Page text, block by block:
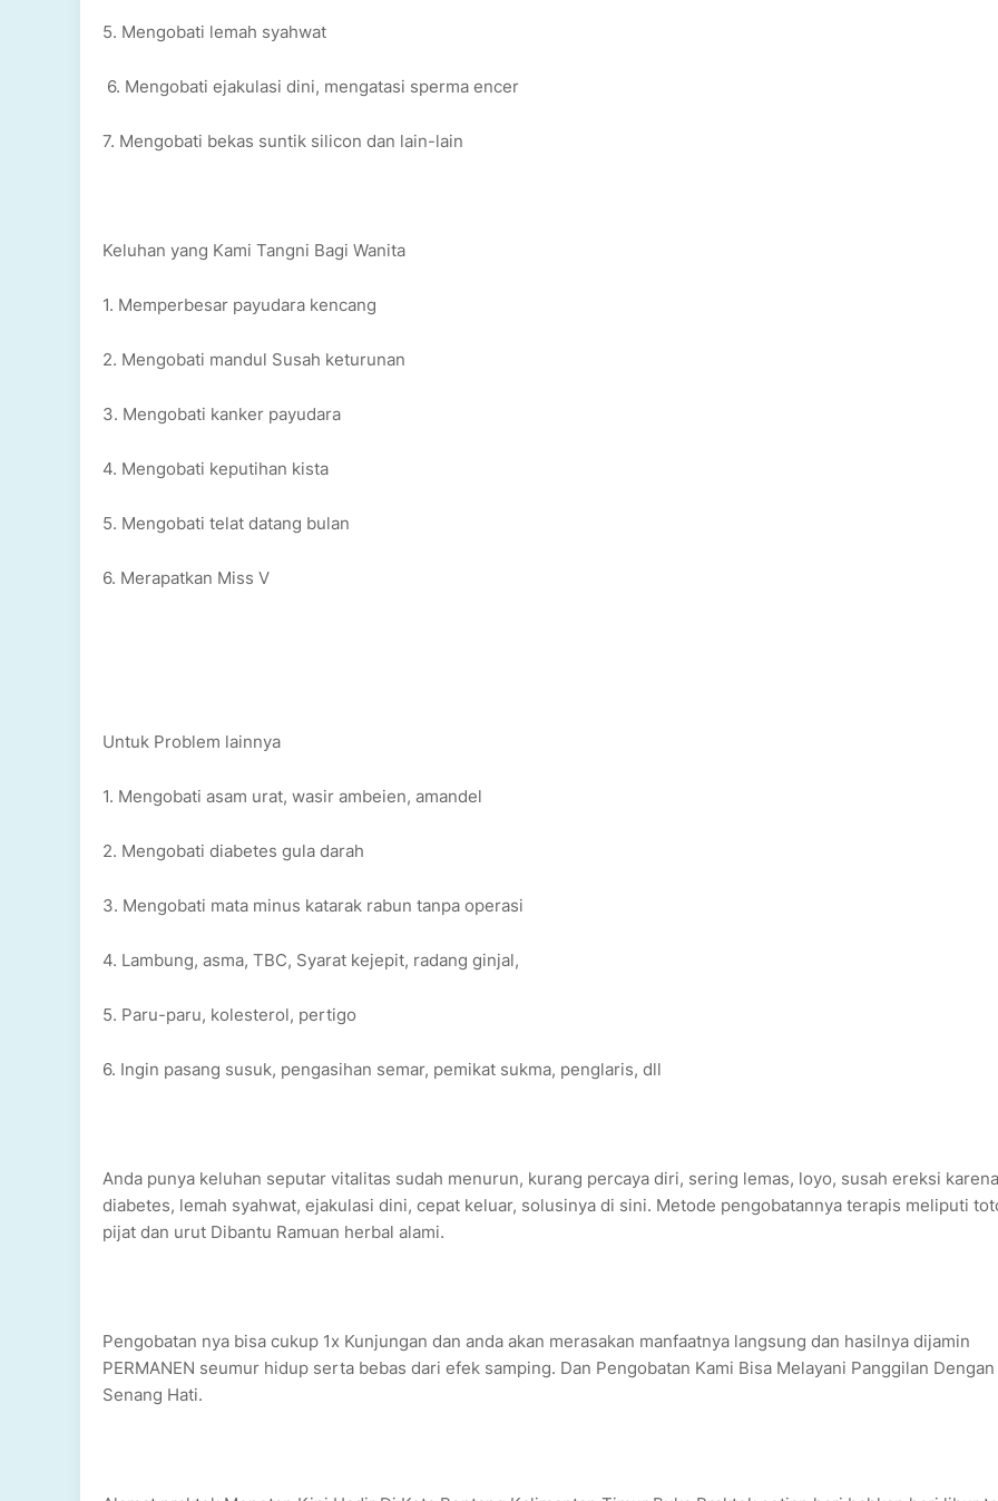
5. Mengobati lemah syahwat
6. Mengobati ejakulasi dini, mengatasi sperma encer
7. Mengobati bekas suntik silicon dan lain-lain
Keluhan yang Kami Tangni Bagi Wanita
1. Memperbesar payudara kencang
2. Mengobati mandul Susah keturunan
3. Mengobati kanker payudara
4. Mengobati keputihan kista
5. Mengobati telat datang bulan
6. Merapatkan Miss V
Untuk Problem lainnya
1. Mengobati asam urat, wasir ambeien, amandel
2. Mengobati diabetes gula darah
3. Mengobati mata minus katarak rabun tanpa operasi
4. Lambung, asma, TBC, Syarat kejepit, radang ginjal,
5. Paru-paru, kolesterol, pertigo
6. Ingin pasang susuk, pengasihan semar, pemikat sukma, penglaris, dll
Anda punya keluhan seputar vitalitas sudah menurun, kurang percaya diri, sering lemas, loyo, susah ereksi karena
diabetes, lemah syahwat, ejakulasi dini, cepat keluar, solusinya di sini. Metode pengobatannya terapis meliputi
pijat dan urut Dibantu Ramuan herbal alami.
Pengobatan nya bisa cukup 1x Kunjungan dan anda akan merasakan manfaatnya langsung dan hasilnya dijamin
PERMANEN seumur hidup serta bebas dari efek samping. Dan Pengobatan Kami Bisa Melayani Panggilan Dengan
Senang Hati.